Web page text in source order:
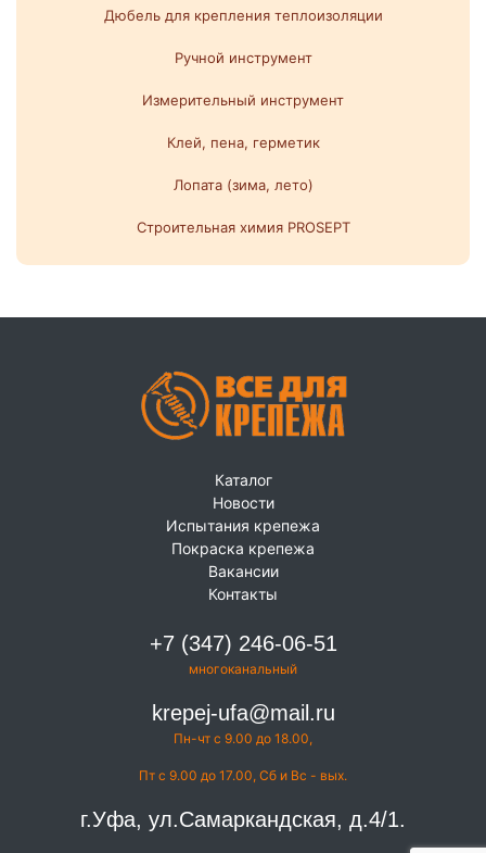
Дюбель для крепления теплоизоляции
Ручной инструмент
Измерительный инструмент
Клей, пена, герметик
Лопата (зима, лето)
Строительная химия PROSEPT
Каталог
Новости
Испытания крепежа
Покраска крепежа
Вакансии
Контакты
+7 (347) 246-06-51
многоканальный
krepej-ufa@mail.ru
Пн-чт с 9.00 до 18.00,
Пт с 9.00 до 17.00, Сб и Вс - вых.
г.Уфа, ул.Самаркандская, д.4/1.